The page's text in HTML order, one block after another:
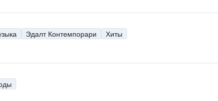
Эдалт Контемпорари
Хиты